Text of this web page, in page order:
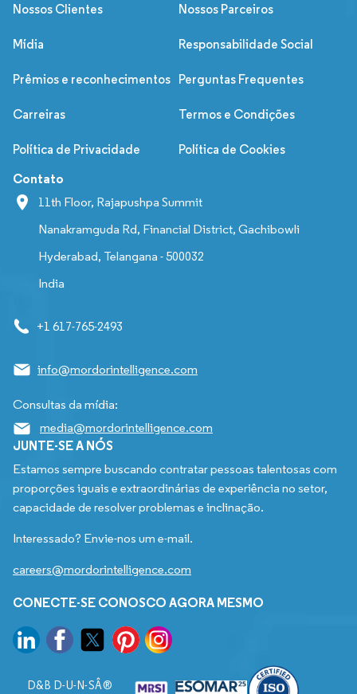
Nossos Clientes Nossos Parceiros
Mídia Responsabilidade Social
Prêmios e reconhecimentos Perguntas Frequentes
Carreiras Termos e Condições
Política de Privacidade Política de Cookies
Contato
11th Floor, Rajapushpa Summit
Nanakramguda Rd, Financial District, Gachibowli
Hyderabad, Telangana - 500032
India
+1 617-765-2493
info@mordorintelligence.com
Consultas da mídia:
media@mordorintelligence.com
JUNTE-SE A NÓS
Estamos sempre buscando contratar pessoas talentosas com
proporções iguais e extraordinárias de experiência no setor,
capacidade de resolver problemas e inclinação.
Interessado? Envie-nos um e-mail.
careers@mordorintelligence.com
CONECTE-SE CONOSCO AGORA MESMO
D&B D-U-N-SÂ®